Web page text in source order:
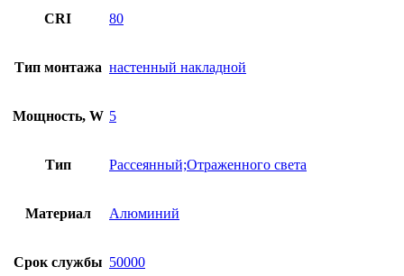
CRI 80
Тип монтажа настенный накладной
Мощность, W 5
Тип Рассеянный;Отраженного света
Материал Алюминий
Срок службы 50000